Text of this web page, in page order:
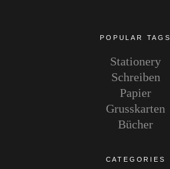
POPULAR TAGS
Stationery
Schreiben
Papier
Grusskarten
Bücher
CATEGORIES